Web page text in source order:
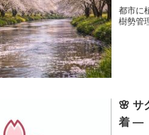
都市に
樹勢管
🌸 サ
着 ―